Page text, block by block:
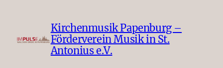
Kirchenmusik Papenburg –
Förderverein Musik in St.
Antonius e.V.